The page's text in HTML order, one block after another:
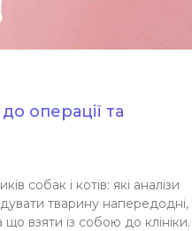
операції та
собак і котів: які аналізи
тварину напередодні,
що взяти із собою до клініки.